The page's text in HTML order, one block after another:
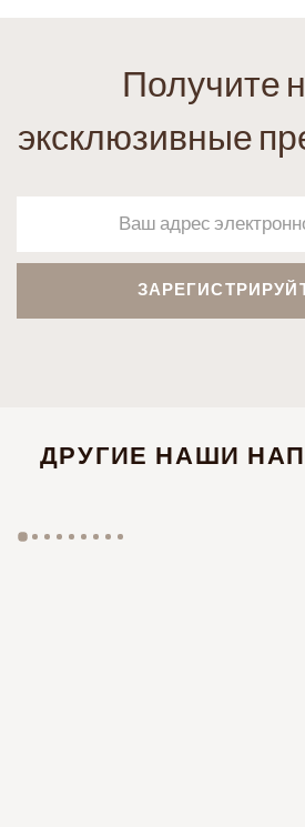
Получите
эксклюзивные
ДРУГИЕ НАШИ